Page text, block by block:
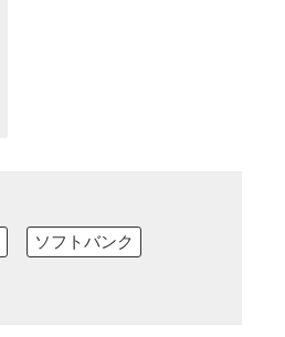
ソフトバンク